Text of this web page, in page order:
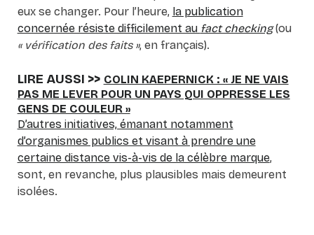
eux se changer. Pour l’heure, la publication
concernée résiste difficilement au fact checking(ou
« vérification des faits », en français).
LIRE AUSSI >> COLIN KAEPERNICK : « JE NE VAIS
PAS ME LEVER POUR UN PAYS QUI OPPRESSE LES
GENS DE COULEUR »
D’autres initiatives, émanant notamment
d’organismes publics et visant à prendre une
certaine distance vis-à-vis de la célèbre marque,
sont, en revanche, plus plausibles mais demeurent
isolées.